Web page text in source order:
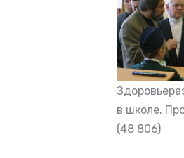
в школе.
(48 806)